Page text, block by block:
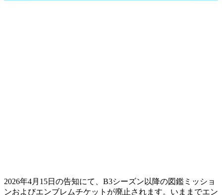
2026年4月15日の告知にて、B3シーズン以降の図鑑ミッショ
ンおよびエンブレムチケットが廃止されます。いままでエン